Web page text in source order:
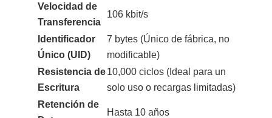
Velocidad de
Transferencia
106 kbit/s
Identificador
Único (UID)
7 bytes (Único de fábrica, no
modificable)
Resistencia de
Escritura
10,000 ciclos (Ideal para un
solo uso o recargas limitadas)
Retención de
Hasta 10 años